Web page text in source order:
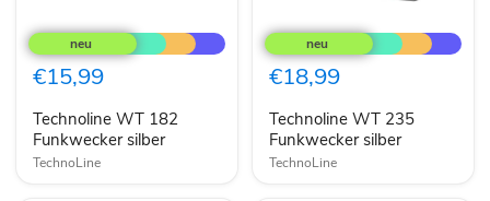
WT
182
Funkwecker
silber
€15,99
Technoline WT 182
Funkwecker silber
TechnoLine
WT
235
Funkwecker
silber
€18,99
Technoline WT 235
Funkwecker silber
TechnoLine